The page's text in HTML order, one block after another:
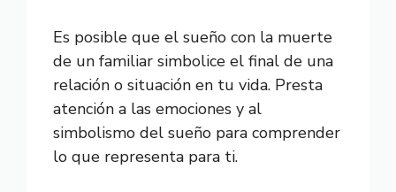
Es posible que el sueño con la muerte
de un familiar simbolice el final de una
relación o situación en tu vida. Presta
atención a las emociones y al
simbolismo del sueño para comprender
lo que representa para ti.